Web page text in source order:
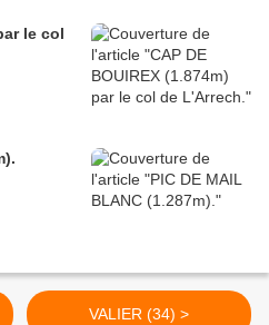
le col
VALIER (34) >